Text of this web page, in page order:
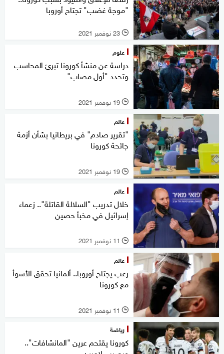
"موجة غضب" تجتاح أوروبا
l 23 نوفمبر 2021
علوم
دراسة عن منشأ كورونا تبرئ المحاسب
وتحدد "أول مصاب"
l 19 نوفمبر 2021
عالم
"تقرير صادم" في بريطانيا بشأن أزمة
جائحة كورونا
l 19 نوفمبر 2021
عالم
خلال تدريب "السلالة القاتلة".. زعماء
إسرائيل في مخبأ حصين
l 11 نوفمبر 2021
عالم
رعب يجتاح أوروبا.. ألمانيا تحقق الأسوأ
مع كورونا
l 11 نوفمبر 2021
رياضة
كورونا يقتحم عرين "المانشافات"..